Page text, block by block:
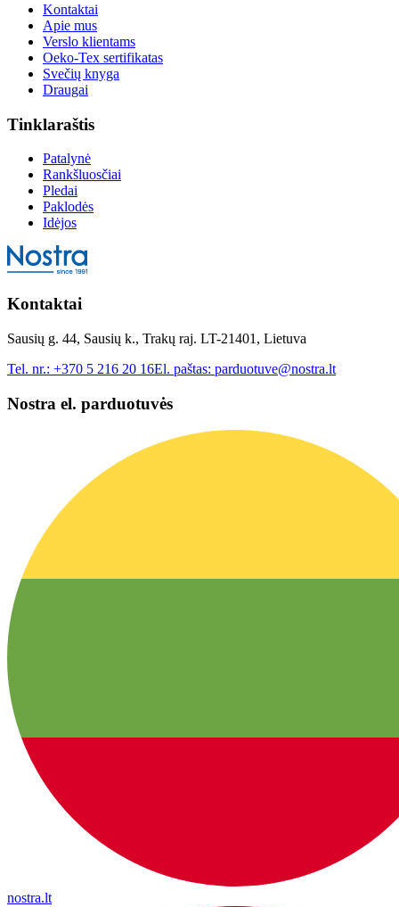
Kontaktai
Apie mus
Verslo klientams
Oeko-Tex sertifikatas
Svečių knyga
Draugai
Tinklaraštis
Patalynė
Rankšluosčiai
Pledai
Paklodės
Idėjos
Kontaktai
Sausių g. 44, Sausių k., Trakų raj. LT-21401, Lietuva
Tel. nr.: +370 5 216 20 16El. paštas: parduotuve@nostra.lt
Nostra el. parduotuvės
nostra.lt